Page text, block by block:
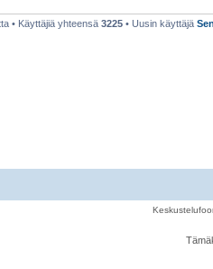
• Käyttäjiä yhteensä 3225 • Uusin käyttäjä